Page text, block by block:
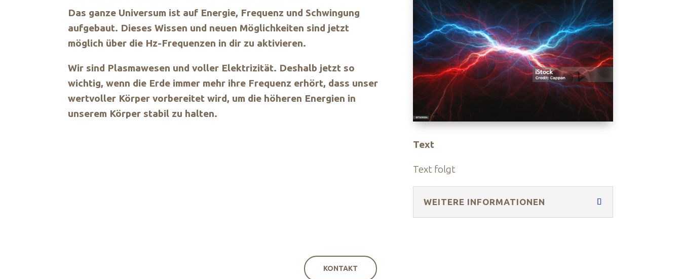
Das ganze Universum ist auf Energie, Frequenz und Schwingung
aufgebaut. Dieses Wissen und neuen Möglichkeiten sind jetzt
möglich über die Hz-Frequenzen in dir zu aktivieren.
Wir sind Plasmawesen und voller Elektrizität. Deshalb jetzt so
wichtig, wenn die Erde immer mehr ihre Frequenz erhört, dass unser
wertvoller Körper vorbereitet wird, um die höheren Energien in
unserem Körper stabil zu halten.
Text
Text folgt
WEITERE INFORMATIONEN
KONTAKT